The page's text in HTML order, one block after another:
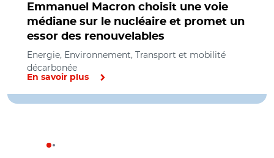
Emmanuel Macron choisit une voie
médiane sur le nucléaire et promet un
essor des renouvelables
Energie, Environnement, Transport et mobilité
décarbonée
En savoir plus